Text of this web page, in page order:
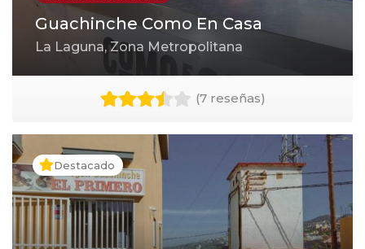
Guachinche Como En Casa
La Laguna, Zona Metropolitana
(7 reseñas)
Destacado